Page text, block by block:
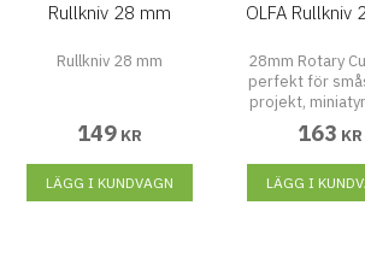
Rullkniv 28 mm
Rullkniv 28 mm
149 KR
LÄGG I KUNDVAGN
OLFA Rullkniv
28mm Rotary
perfekt för
projekt,
snäva hörn. NU
Rotary Cutter
har Quick-Blade
och ett
utformat för
163 KR
LÄGG I